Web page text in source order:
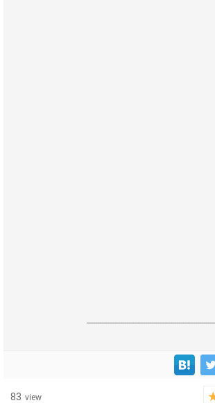
83 view